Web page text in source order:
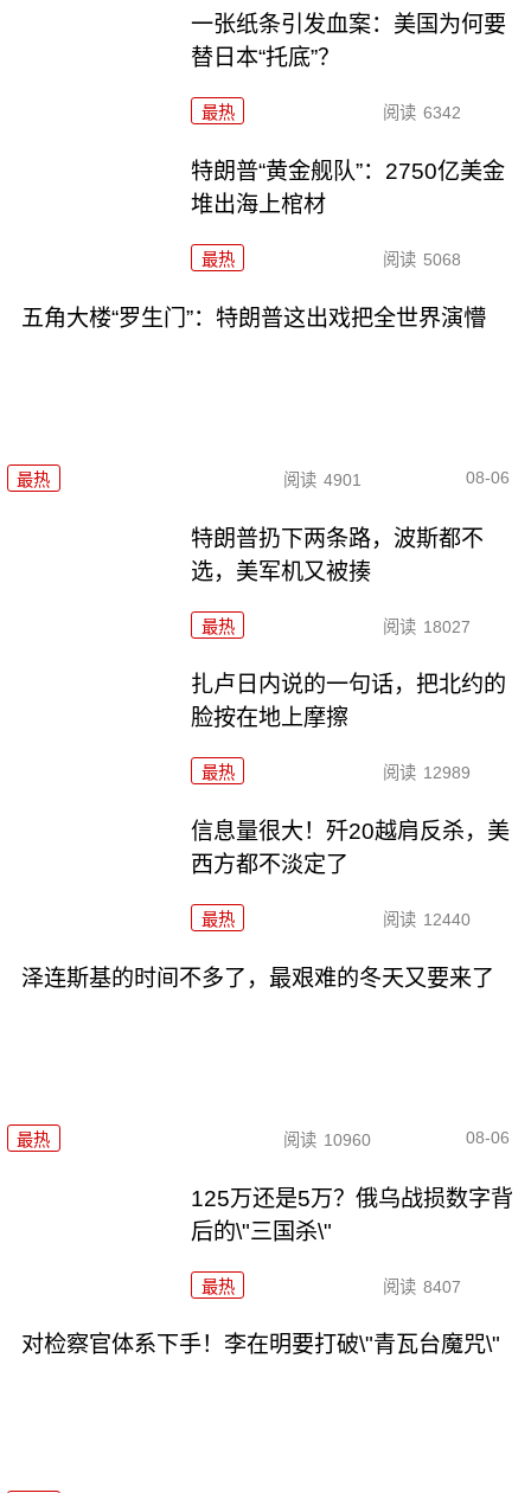
一张纸条引发血案：美国为何要
替日本“托底”？
最热 阅读 6342
特朗普“黄金舰队”：2750亿美金
堆出海上棺材
最热 阅读 5068
五角大楼“罗生门”：特朗普这出戏把全世界演懵
最热 阅读 4901 08-06
特朗普扔下两条路，波斯都不
选，美军机又被揍
最热 阅读 18027
扎卢日内说的一句话，把北约的
脸按在地上摩擦
最热 阅读 12989
信息量很大！歼20越肩反杀，美
西方都不淡定了
最热 阅读 12440
泽连斯基的时间不多了，最艰难的冬天又要来了
最热 阅读 10960 08-06
125万还是5万？俄乌战损数字背
后的\"三国杀\"
最热 阅读 8407
对检察官体系下手！李在明要打破\"青瓦台魔咒\"